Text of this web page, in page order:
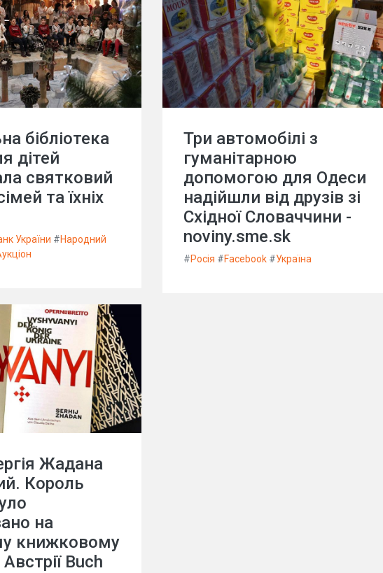
бібліотека
дітей
святковий
та їхніх
України #Народний
Три автомобілі з
гуманітарною
допомогою для Одеси
надійшли від друзів зі
Східної Словаччини -
noviny.sme.sk
#Росія #Facebook #Україна
Жадана
Король
на
книжковому
Buch